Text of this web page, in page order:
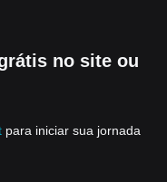
no site ou
para iniciar sua jornada